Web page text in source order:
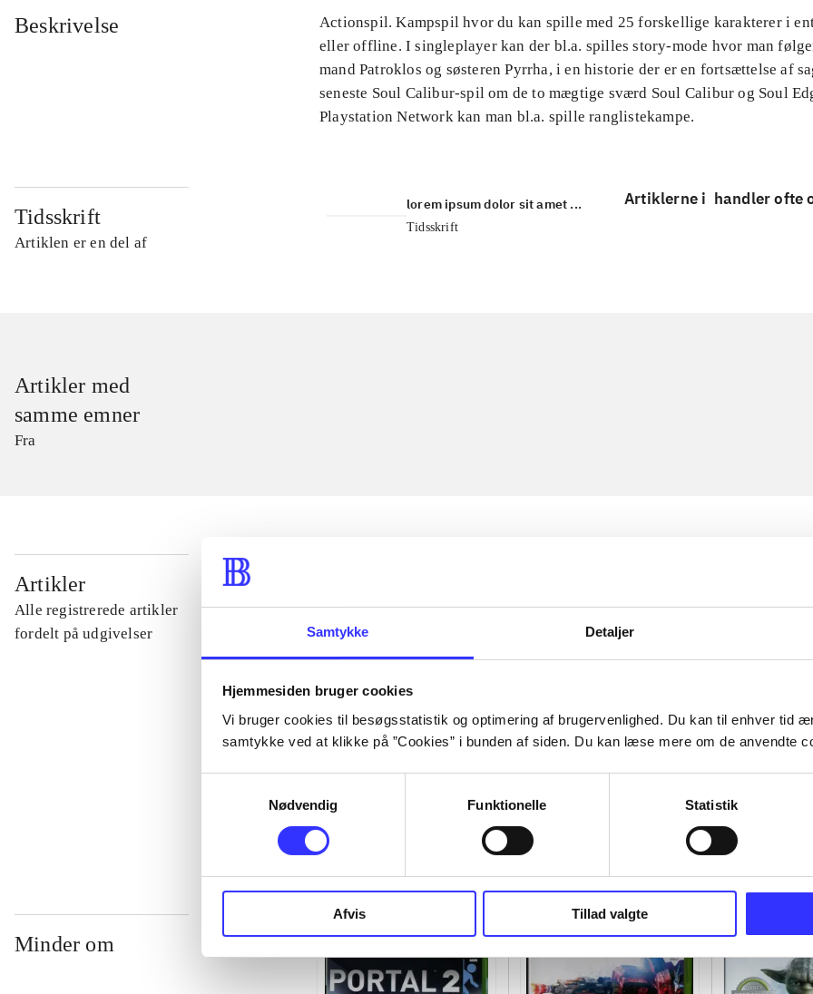
Samtykke Detaljer
Hjemmesiden bruger cookies
Vi bruger cookies til besøgsstatistik og optimering af brugervenlighed. Du kan til enhver tid
samtykke ved at klikke på ”Cookies” i bunden af siden. Du kan læse mere om de anvendte
Nødvendig
Funktionelle Statistik
Afvis Tillad valgte
Beskrivelse
Actionspil. Kampspil hvor du kan spille med 25 forskellige karakterer i
eller offline. I singleplayer kan der bl.a. spilles story-mode hvor man
mand Patroklos og søsteren Pyrrha, i en historie der er en fortsættelse af
seneste Soul Calibur-spil om de to mægtige sværd Soul Calibur og Soul
Playstation Network kan man bl.a. spille ranglistekampe.
Tidsskrift
Artiklen er en del af
lorem ipsum dolor sit amet ...
Tidsskrift
Artiklerne i handler ofte
Artikler med
samme emner
Fra
Artikler
Alle registrerede artikler
fordelt på udgivelser
...
...
...
...
Minder om